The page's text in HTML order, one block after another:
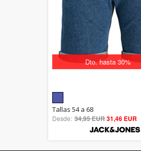
Dto. hasta 30%
out of 5
Tallas 54 a 68
Desde: 34,95 EUR31,46 EUR